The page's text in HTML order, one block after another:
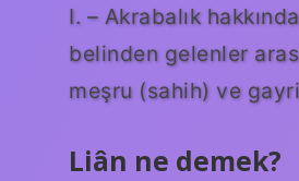
I. – Akrabalık
belinden gelenler
meşru (sahih) ve
Liân ne demek?